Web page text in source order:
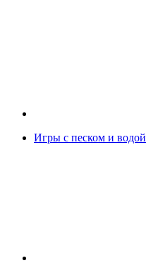
Игры с песком и водой